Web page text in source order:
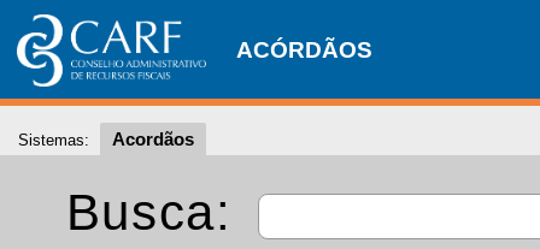
ACÓRDÃOS
Sistemas: Acordãos
Busca: